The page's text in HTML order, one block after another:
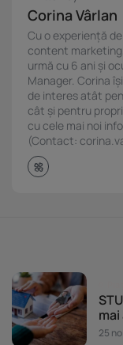
Corina Vârlan
Cu o experiență
content
urmă cu 6 ani și
Manager. Corina
de interes atât
cât și pentru
cu cele mai noi
(Contact:
25